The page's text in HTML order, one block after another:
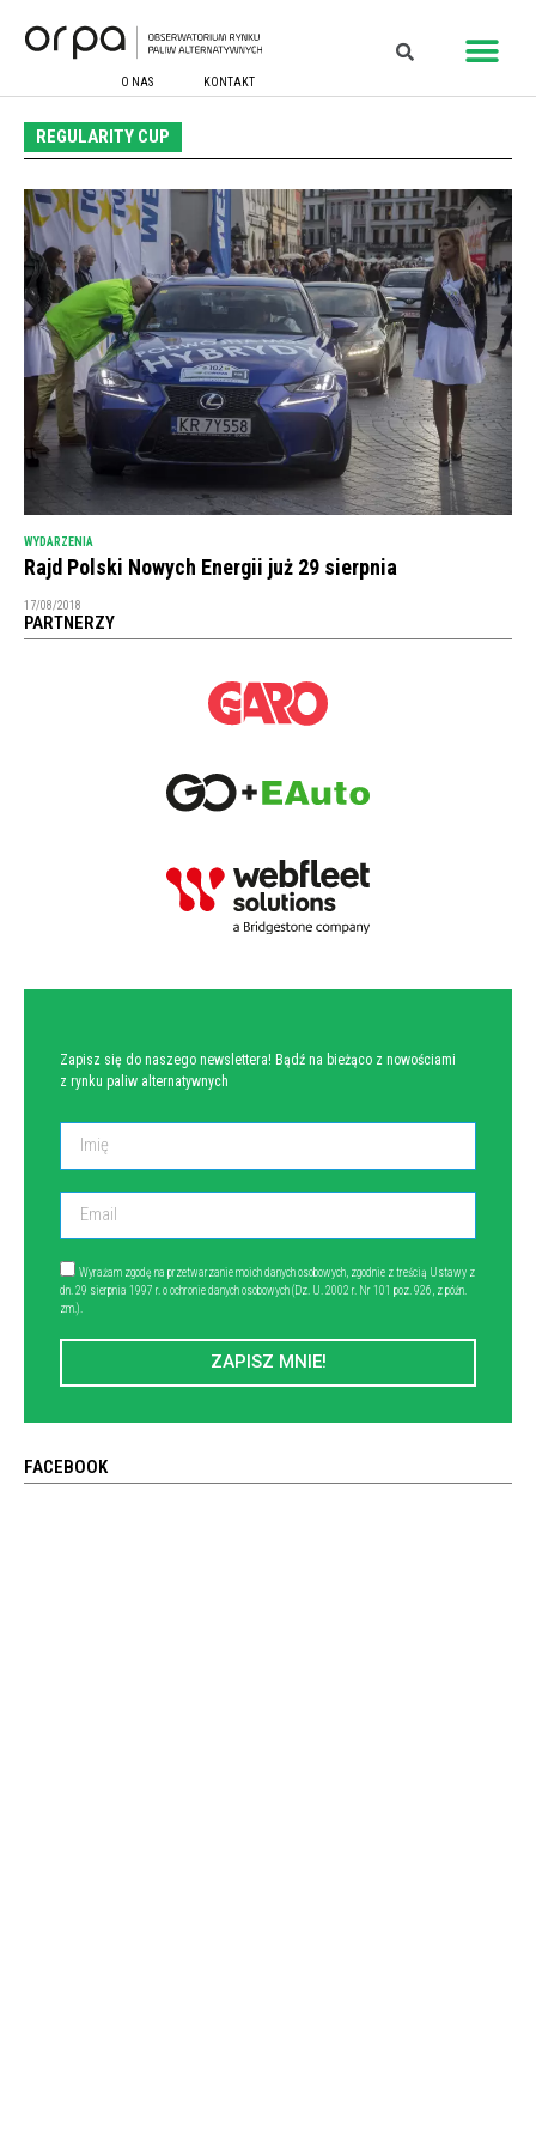
O NAS KONTAKT
REGULARITY CUP
WYDARZENIA
Rajd Polski Nowych Energii już 29 sierpnia
17/08/2018
PARTNERZY
Zapisz się do naszego newslettera! Bądź na bieżąco z nowościami
z rynku paliw alternatywnych
Wyrażam zgodę na przetwarzanie moich danych osobowych, zgodnie z treścią Ustawy z
dn. 29 sierpnia 1997 r. o ochronie danych osobowych (Dz. U. 2002 r. Nr 101 poz. 926, z późn.
zm.).
ZAPISZ MNIE!
FACEBOOK